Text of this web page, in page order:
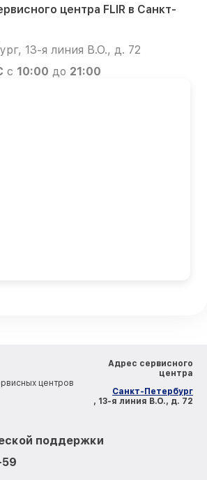
центра FLIR в Санкт-
13-я линия В.О., д. 72
с 10:00 до 21:00
центров
Адрес сервисного
центра
Санкт-Петербург
, 13-я линия В.О., д. 72
поддержки